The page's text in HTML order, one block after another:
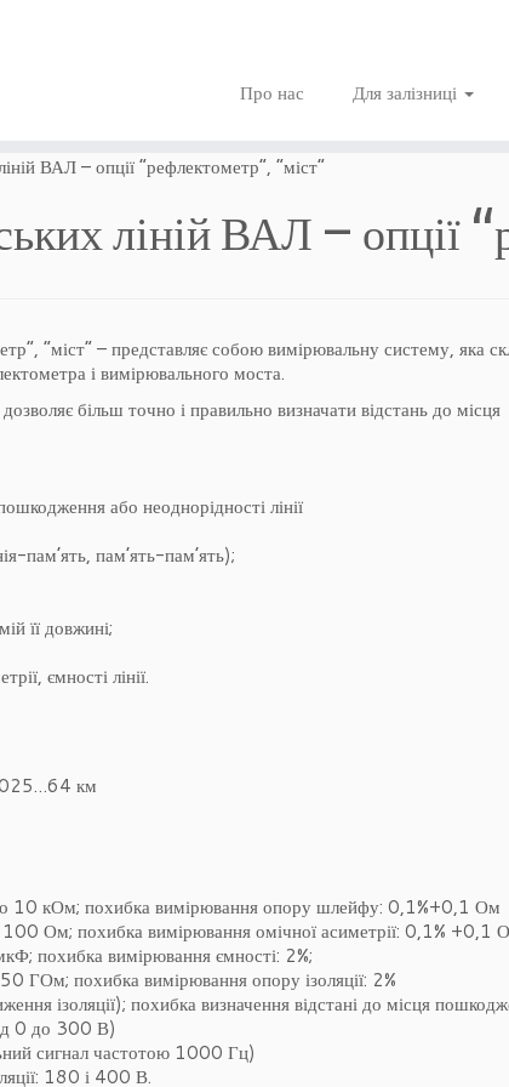
Про нас Для залізниці
ВАЛ – опції “рефлектометр”, “міст”
ліній ВАЛ – опції
“міст” – представляє собою вимірювальну систему, яка
і вимірювального моста.
більш точно і правильно визначати відстань до місця
або неоднорідності лінії
пам’ять, пам’ять-пам’ять);
її довжині;
ємності лінії.
км
10 кОм; похибка вимірювання опору шлейфу: 0,1%+0,1 Ом
100 Ом; похибка вимірювання омічної асиметрії: 0,1% +0,1
похибка вимірювання ємності: 2%;
ГОм; похибка вимірювання опору ізоляції: 2%
ізоляції); похибка визначення відстані до місця
0 до 300 В)
сигнал частотою 1000 Гц)
180 і 400 В.